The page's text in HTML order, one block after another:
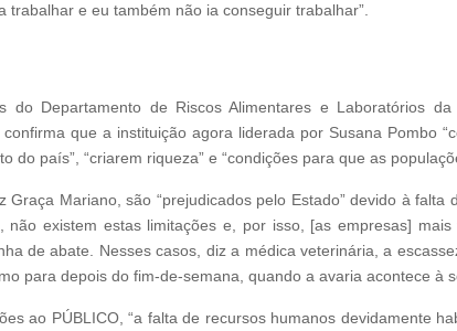
e eu também não ia conseguir trabalhar”.
do Departamento de Riscos Alimentares e Laboratórios
que a instituição agora liderada por Susana Pombo
do país”, “criarem riqueza” e “condições para que as
Mariano, são “prejudicados pelo Estado” devido à falta
não existem estas limitações e, por isso, [as empresas]
de abate. Nesses casos, diz a médica veterinária, a
para depois do fim-de-semana, quando a avaria acontece à
ao PÚBLICO, “a falta de recursos humanos devidamente